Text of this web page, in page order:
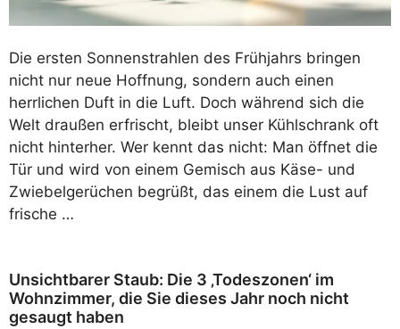
Die ersten Sonnenstrahlen des Frühjahrs bringen
nicht nur neue Hoffnung, sondern auch einen
herrlichen Duft in die Luft. Doch während sich die
Welt draußen erfrischt, bleibt unser Kühlschrank oft
nicht hinterher. Wer kennt das nicht: Man öffnet die
Tür und wird von einem Gemisch aus Käse- und
Zwiebelgerüchen begrüßt, das einem die Lust auf
frische …
Unsichtbarer Staub: Die 3 ‚Todeszonen‘ im
Wohnzimmer, die Sie dieses Jahr noch nicht
gesaugt haben